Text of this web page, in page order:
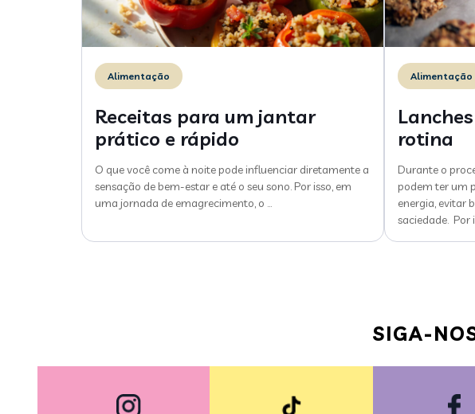
Alimentação
Receitas para um jantar
prático e rápido
O que você come à noite pode influenciar diretamente a
sensação de bem-estar e até o seu sono. Por isso, em
uma jornada de emagrecimento, o …
Alimentação
rotina
Durante o
podem ter um
energia, evitar
saciedade. Por
SIGA-